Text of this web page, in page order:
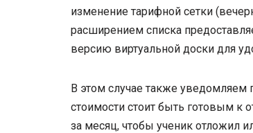
изменение тарифной сетки
расширением списка
версию виртуальной доски для
В этом случае также
стоимости стоит быть готовым к
за месяц, чтобы ученик отложил